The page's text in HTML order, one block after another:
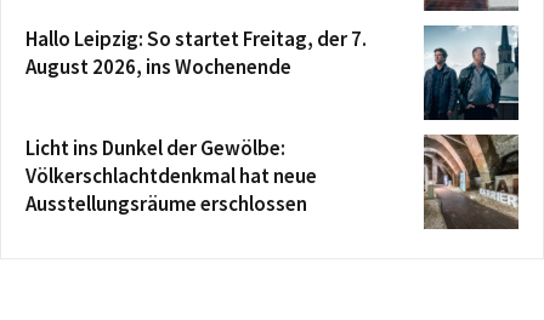
Hallo Leipzig: So startet Freitag, der 7.
August 2026, ins Wochenende
Licht ins Dunkel der Gewölbe:
Völkerschlachtdenkmal hat neue
Ausstellungsräume erschlossen